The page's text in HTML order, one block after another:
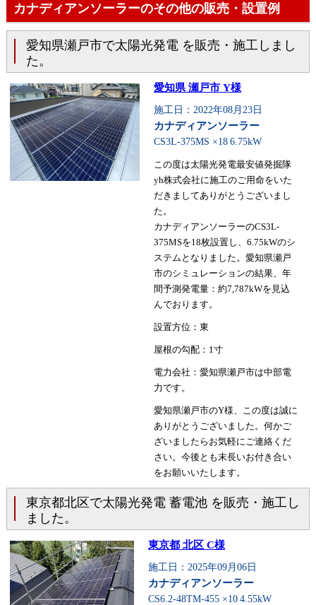
カナディアンソーラーのその他の販売・設置例
愛知県瀬戸市で太陽光発電 を販売・施工しまし
た。
愛知県 瀬戸市 Y様
施工日：2022年08月23日
カナディアンソーラー
CS3L-375MS ×18 6.75kW
この度は太陽光発電最安値発掘隊
yh株式会社に施工のご用命をいた
だきましてありがとうございまし
た。
カナディアンソーラーのCS3L-
375MSを18枚設置し、6.75kWのシ
ステムとなりました。愛知県瀬戸
市のシミュレーションの結果、年
間予測発電量：約7,787kWを見込
んでおります。
設置方位：東
屋根の勾配：1寸
電力会社：愛知県瀬戸市は中部電
力です。
愛知県瀬戸市のY様、この度は誠に
ありがとうございました。何かご
ざいましたらお気軽にご連絡くだ
さい。今後とも末長いお付き合い
をお願いいたします。
東京都北区で太陽光発電 蓄電池 を販売・施工し
ました。
東京都 北区 C様
施工日：2025年09月06日
カナディアンソーラー
CS6.2-48TM-455 ×10 4.55kW